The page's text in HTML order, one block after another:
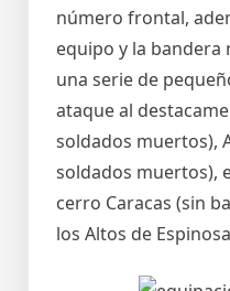
número frontal,
equipo y la bandera
una serie de
ataque al
soldados muertos),
soldados muertos),
cerro Caracas (sin
los Altos de